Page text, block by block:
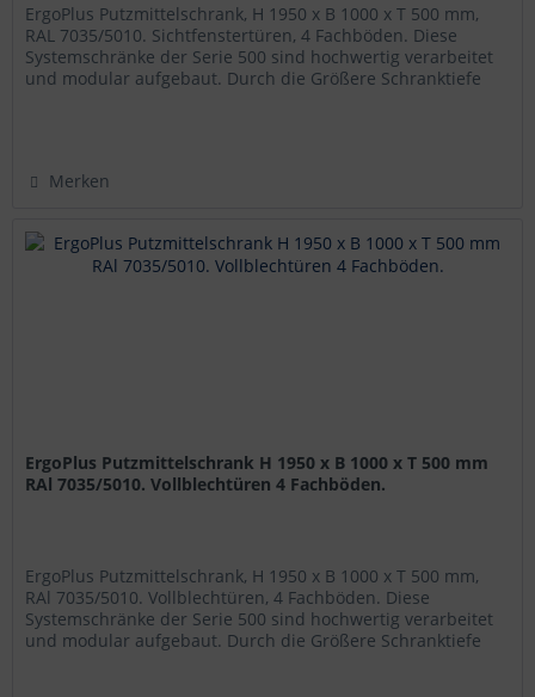
ErgoPlus Putzmittelschrank, H 1950 x B 1000 x T 500 mm,
RAL 7035/5010. Sichtfenstertüren, 4 Fachböden. Diese
Systemschränke der Serie 500 sind hochwertig verarbeitet
und modular aufgebaut. Durch die Größere Schranktiefe
Merken
ErgoPlus Putzmittelschrank H 1950 x B 1000 x T 500 mm
RAl 7035/5010. Vollblechtüren 4 Fachböden.
ErgoPlus Putzmittelschrank, H 1950 x B 1000 x T 500 mm,
RAl 7035/5010. Vollblechtüren, 4 Fachböden. Diese
Systemschränke der Serie 500 sind hochwertig verarbeitet
und modular aufgebaut. Durch die Größere Schranktiefe